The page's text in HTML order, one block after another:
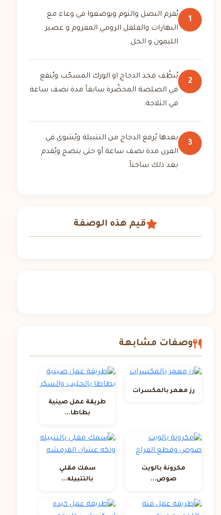
1
يُفرم البصل والثوم ويوضعوا في وعاء مع
البهارات والفلفل الرومي المفروم و عصير
الليمون و الخل.
2
يُنظّف فخذ الدجاج او الورك المسحّب ويُنقع
في الصلصة المحضّرة سابقاً مدة نصف ساعة
في الثلاجة.
3
بعدها يُرفع الدجاج من التتبيلة ويُشوى في
الفرن مدة نصف ساعة أو حتى ينضج ويُقدم
بعد ذلك ساخناً.
قيم هذه الوصفة
وصفات مشابهة
رز معمر بالمكسرات
طريقة عمل صينية
بطاطا...
مكرونة بالويت
صوص...
سمك مقلي
بالتتبيله...